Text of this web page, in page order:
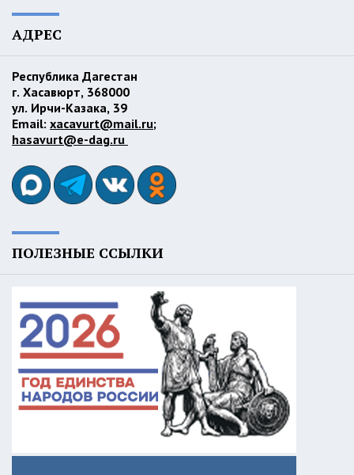
АДРЕС
Республика Дагестан
г. Хасавюрт, 368000
ул. Ирчи-Казака, 39
Email: xacavurt@mail.ru;
hasavurt@e-dag.ru
ПОЛЕЗНЫЕ ССЫЛКИ